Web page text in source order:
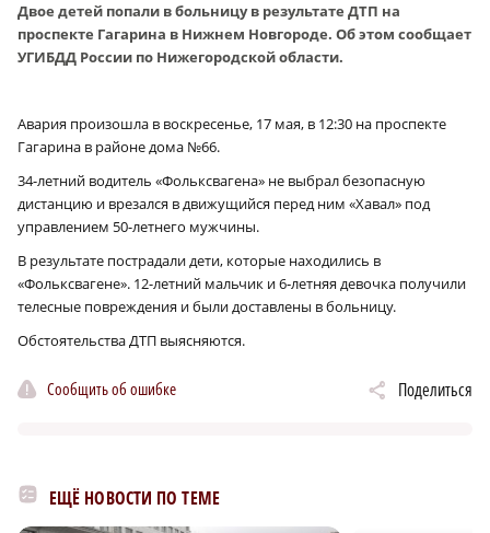
Двое детей попали в больницу в результате ДТП на
проспекте Гагарина в Нижнем Новгороде. Об этом сообщает
УГИБДД России по Нижегородской области.
Авария произошла в воскресенье, 17 мая, в 12:30 на проспекте
Гагарина в районе дома №66.
34-летний водитель «Фольксвагена» не выбрал безопасную
дистанцию и врезался в движущийся перед ним «Хавал» под
управлением 50-летнего мужчины.
В результате пострадали дети, которые находились в
«Фольксвагене». 12-летний мальчик и 6‑летняя девочка получили
телесные повреждения и были доставлены в больницу.
Обстоятельства ДТП выясняются.
Сообщить об ошибке Поделиться
ЕЩЁ НОВОСТИ ПО ТЕМЕ